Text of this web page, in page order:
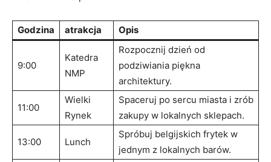
Godzina atrakcja Opis
9:00
Katedra
NMP
Rozpocznij ‌dzień od
podziwiania piękna
architektury.
11:00
Wielki
Rynek
Spaceruj po sercu miasta i zrób
zakupy⁢ w lokalnych sklepach.
13:00 Lunch
Spróbuj belgijskich frytek w
‍jednym z lokalnych barów.